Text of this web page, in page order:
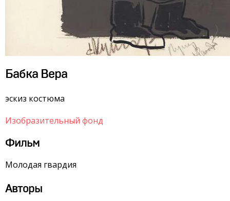
Бабка Вера
эскиз костюма
Изобразительный фонд
Фильм
Молодая гвардия
Авторы